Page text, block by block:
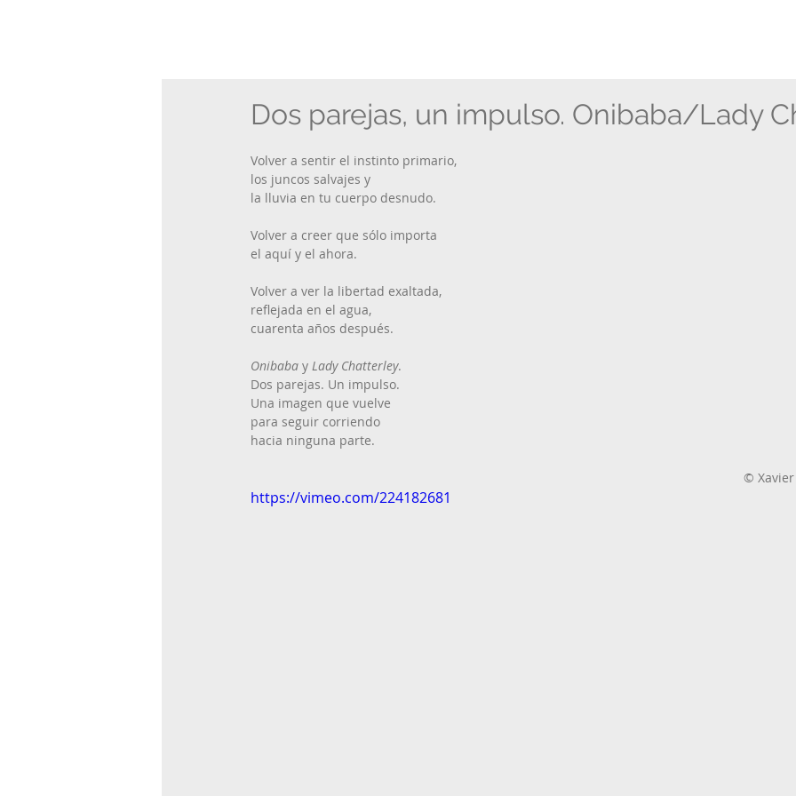
Dos parejas, un impulso. Onibaba/Lady
Volver a sentir el instinto primario,
los juncos salvajes y
la lluvia en tu cuerpo desnudo.
Volver a creer que sólo importa
el aquí y el ahora.
Volver a ver la libertad exaltada,
reflejada en el agua,
cuarenta años después.
Onibaba y Lady Chatterley.
Dos parejas. Un impulso.
Una imagen que vuelve
para seguir corriendo
hacia ninguna parte.
©
https://vimeo.com/224182681